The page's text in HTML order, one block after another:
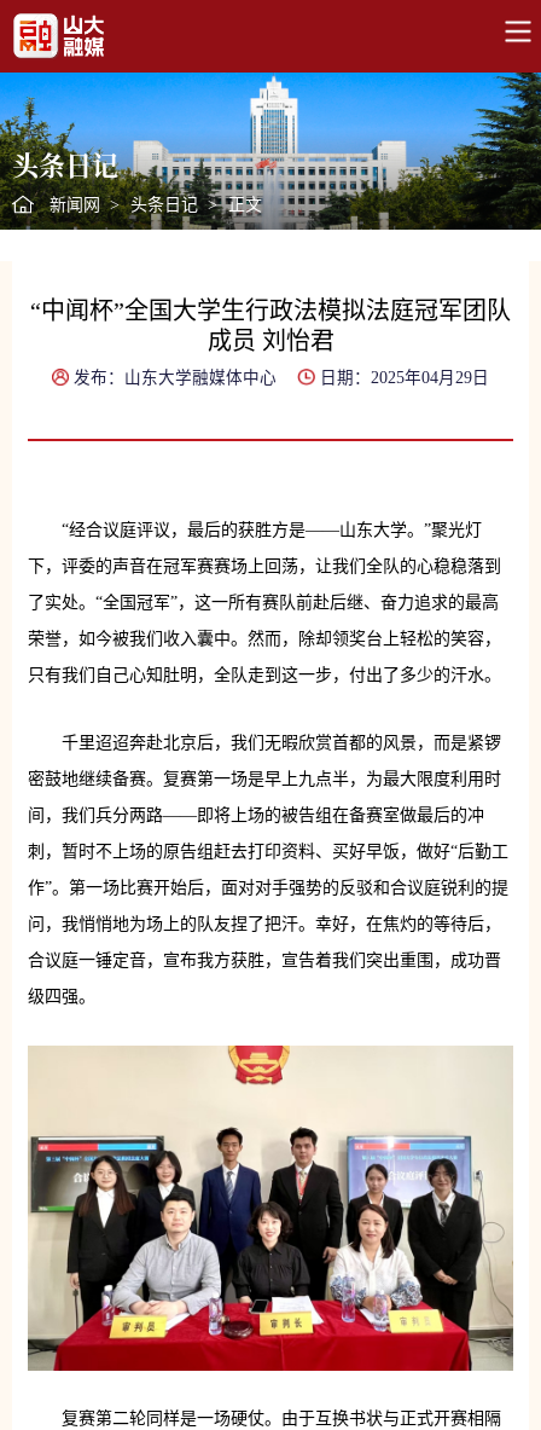
头条日记
新闻网 > 头条日记 > 正文
“中闻杯”全国大学生行政法模拟法庭冠军团队
成员 刘怡君
发布：山东大学融媒体中心 日期：2025年04月29日
“经合议庭评议，最后的获胜方是——山东大学。”聚光灯
下，评委的声音在冠军赛赛场上回荡，让我们全队的心稳稳落到
了实处。“全国冠军”，这一所有赛队前赴后继、奋力追求的最高
荣誉，如今被我们收入囊中。然而，除却领奖台上轻松的笑容，
只有我们自己心知肚明，全队走到这一步，付出了多少的汗水。
千里迢迢奔赴北京后，我们无暇欣赏首都的风景，而是紧锣
密鼓地继续备赛。复赛第一场是早上九点半，为最大限度利用时
间，我们兵分两路——即将上场的被告组在备赛室做最后的冲
刺，暂时不上场的原告组赶去打印资料、买好早饭，做好“后勤工
作”。第一场比赛开始后，面对对手强势的反驳和合议庭锐利的提
问，我悄悄地为场上的队友捏了把汗。幸好，在焦灼的等待后，
合议庭一锤定音，宣布我方获胜，宣告着我们突出重围，成功晋
级四强。
复赛第二轮同样是一场硬仗。由于互换书状与正式开赛相隔